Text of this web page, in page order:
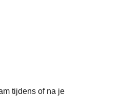
tijdens of na je